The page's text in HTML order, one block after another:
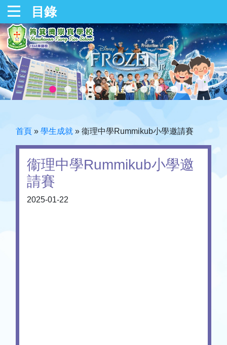
目錄
首頁 » 學生成就 » 衞理中學Rummikub小學邀請賽
衞理中學Rummikub小學邀
請賽
2025-01-22